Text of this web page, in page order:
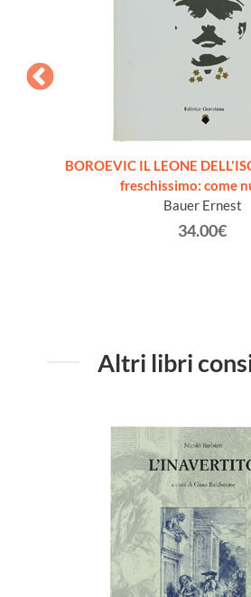
BOROEVIC IL LEONE
freschissimo: come
Bauer Ernest
34.00€
Altri libri